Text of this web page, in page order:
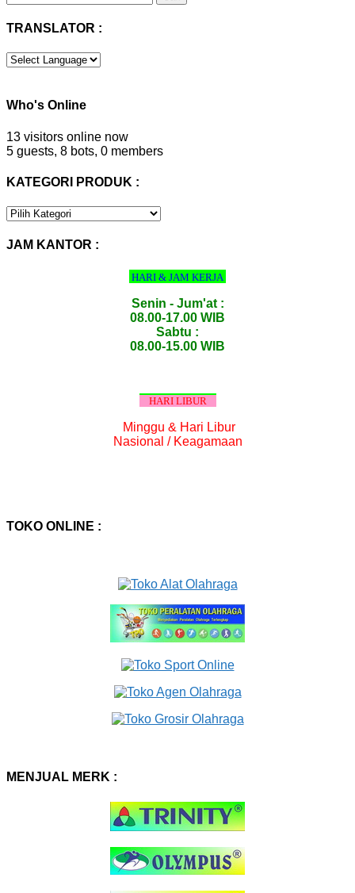
untuk:
TRANSLATOR :
Who's Online
13 visitors online now
5 guests, 8 bots, 0 members
KATEGORI PRODUK :
KATEGORI
JAM KANTOR :
HARI & JAM KERJA
Senin - Jum'at :
08.00-17.00 WIB
Sabtu :
08.00-15.00 WIB
HARI LIBUR
Minggu & Hari Libur
Nasional / Keagamaan
TOKO ONLINE :
MENJUAL MERK :